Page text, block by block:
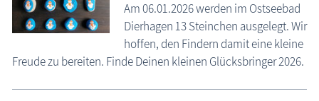
Am 06.01.2026 werden im Ostseebad
Dierhagen 13 Steinchen ausgelegt. Wir
hoffen, den Findern damit eine kleine
Freude zu bereiten. Finde Deinen kleinen Glücksbringer 2026.